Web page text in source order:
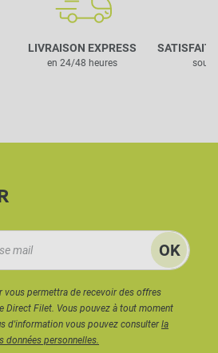
LIVRAISON EXPRESS
en 24/48 heures
SATISFAIT
sous
vous permettra de recevoir des offres
Direct Filet. Vous pouvez à tout moment
d'information vous pouvez consulterla
personnelles.